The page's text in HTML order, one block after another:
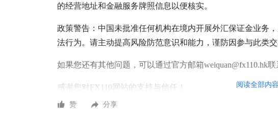
的经营地址和金融服务牌照信息以便核实。
政策警告：中国未批准任何机构在境内开展外汇保证金业务
法行为。请主动提高风险防范意识和能力，谨防因参与此类交
如果您还有其他问题，可以通过官方邮箱weiquan@fx110.hk联
感谢您对FX110网站的支持与信任！ 阅读全部内容
赞 分享